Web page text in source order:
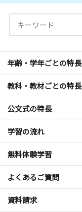
年齢・学年ごとの特長
教科・教材ごとの特長
公文式の特長
学習の流れ
無料体験学習
よくあるご質問
資料請求